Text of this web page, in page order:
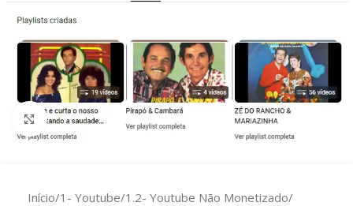
Clique para ampliar
Início/1- Youtube/1.2- Youtube Não Monetizado/